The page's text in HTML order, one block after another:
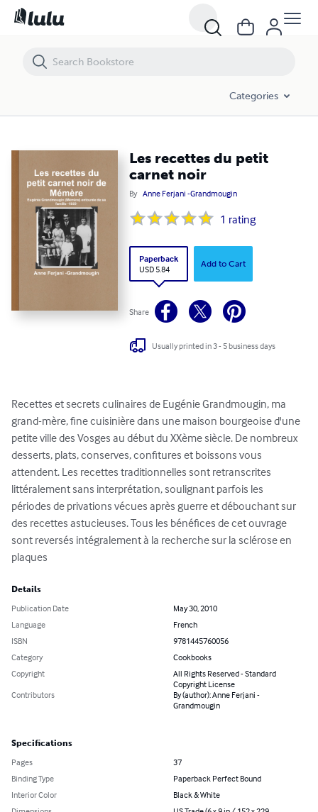
Categories
Les recettes du petit
carnet noir
By Anne Ferjani -Grandmougin
1 rating
Paperback
USD 5.84
Add to Cart
Share
Usually printed in 3 - 5 business days
Recettes et secrets culinaires de Eugénie Grandmougin, ma
grand-mère, fine cuisinière dans une maison bourgeoise d'une
petite ville des Vosges au début du XXème siècle. De nombreux
desserts, plats, conserves, confitures et boissons vous
attendent. Les recettes traditionnelles sont retranscrites
littéralement sans interprétation, soulignant parfois les
périodes de privations vécues après guerre et débouchant sur
des recettes astucieuses. Tous les bénéfices de cet ouvrage
sont reversés intégralement à la recherche sur la sclérose en
plaques
Details
Publication Date
May 30, 2010
Language
French
ISBN
9781445760056
Category
Cookbooks
Copyright
All Rights Reserved - Standard
Copyright License
Contributors
By (author): Anne Ferjani -
Grandmougin
Specifications
Pages
37
Binding Type
Paperback Perfect Bound
Interior Color
Black & White
Les recettes du petit carnet noir